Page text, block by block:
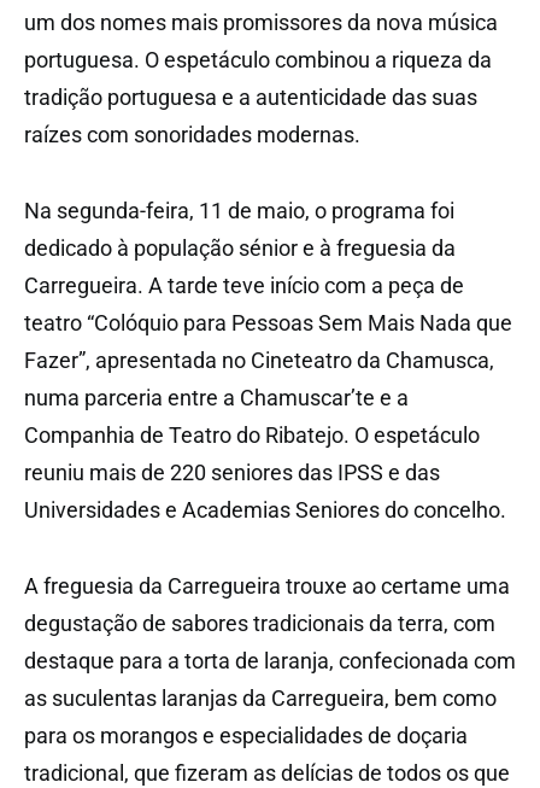
um dos nomes mais promissores da nova música
portuguesa. O espetáculo combinou a riqueza da
tradição portuguesa e a autenticidade das suas
raízes com sonoridades modernas.
Na segunda-feira, 11 de maio, o programa foi
dedicado à população sénior e à freguesia da
Carregueira. A tarde teve início com a peça de
teatro “Colóquio para Pessoas Sem Mais Nada que
Fazer”, apresentada no Cineteatro da Chamusca,
numa parceria entre a Chamuscar’te e a
Companhia de Teatro do Ribatejo. O espetáculo
reuniu mais de 220 seniores das IPSS e das
Universidades e Academias Seniores do concelho.
A freguesia da Carregueira trouxe ao certame uma
degustação de sabores tradicionais da terra, com
destaque para a torta de laranja, confecionada com
as suculentas laranjas da Carregueira, bem como
para os morangos e especialidades de doçaria
tradicional, que fizeram as delícias de todos os que